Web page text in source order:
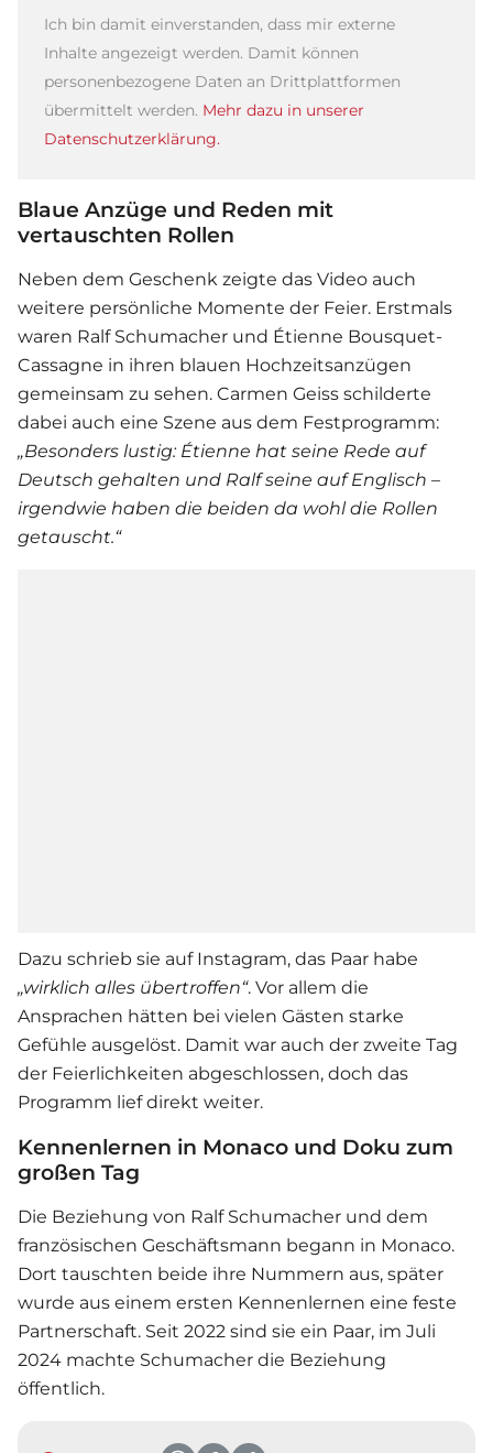
Ich bin damit einverstanden, dass mir externe
Inhalte angezeigt werden. Damit können
personenbezogene Daten an Drittplattformen
übermittelt werden. Mehr dazu in unserer
Datenschutzerklärung.
Blaue Anzüge und Reden mit
vertauschten Rollen
Neben dem Geschenk zeigte das Video auch
weitere persönliche Momente der Feier. Erstmals
waren Ralf Schumacher und Étienne Bousquet-
Cassagne in ihren blauen Hochzeitsanzügen
gemeinsam zu sehen. Carmen Geiss schilderte
dabei auch eine Szene aus dem Festprogramm:
„Besonders lustig: Étienne hat seine Rede auf
Deutsch gehalten und Ralf seine auf Englisch –
irgendwie haben die beiden da wohl die Rollen
getauscht.“
Dazu schrieb sie auf Instagram, das Paar habe
„wirklich alles übertroffen“. Vor allem die
Ansprachen hätten bei vielen Gästen starke
Gefühle ausgelöst. Damit war auch der zweite Tag
der Feierlichkeiten abgeschlossen, doch das
Programm lief direkt weiter.
Kennenlernen in Monaco und Doku zum
großen Tag
Die Beziehung von Ralf Schumacher und dem
französischen Geschäftsmann begann in Monaco.
Dort tauschten beide ihre Nummern aus, später
wurde aus einem ersten Kennenlernen eine feste
Partnerschaft. Seit 2022 sind sie ein Paar, im Juli
2024 machte Schumacher die Beziehung
öffentlich.